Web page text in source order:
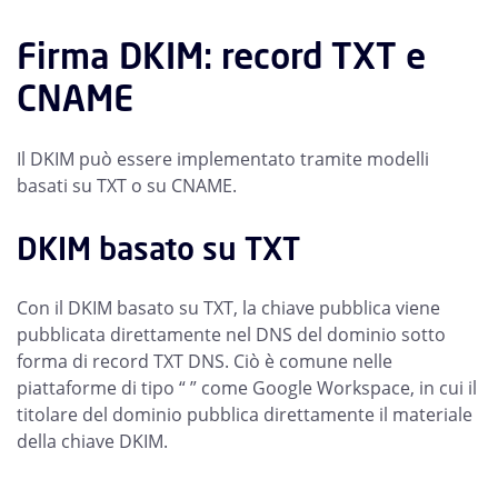
Firma DKIM: record TXT e
CNAME
Il DKIM può essere implementato tramite modelli
basati su TXT o su CNAME.
DKIM basato su TXT
Con il DKIM basato su TXT, la chiave pubblica viene
pubblicata direttamente nel DNS del dominio sotto
forma di record TXT DNS. Ciò è comune nelle
piattaforme di tipo “ ” come Google Workspace, in cui il
titolare del dominio pubblica direttamente il materiale
della chiave DKIM.